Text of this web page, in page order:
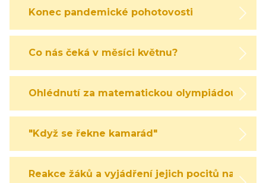
Konec pandemické pohotovosti
Co nás čeká v měsíci květnu?
Ohlédnutí za matematickou olympiádou
"Když se řekne kamarád"
Reakce žáků a vyjádření jejich pocitů na